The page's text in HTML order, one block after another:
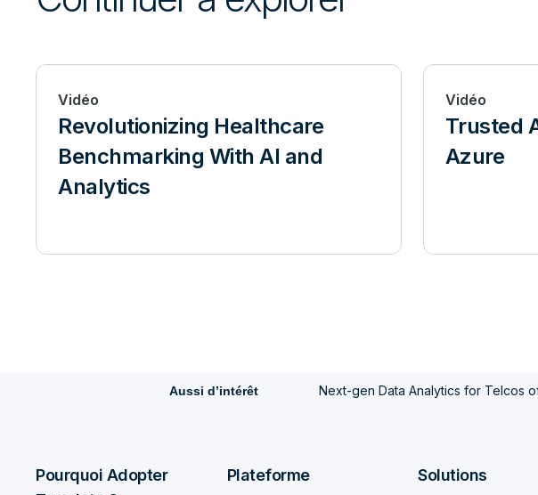
Vidéo
Revolutionizing Healthcare
Benchmarking With AI and
Analytics
Vidéo
Trusted
Azure
Aussi d’intérêt Next-gen Data Analytics for Telcos
Pourquoi Adopter
Plateforme Solutions